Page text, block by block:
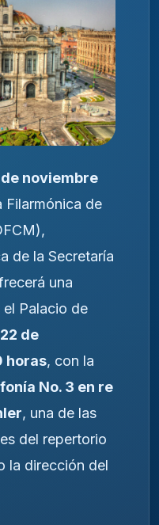
noviembre
Filarmónica de
de la Secretaría
una
Palacio de
de
horas, con la
No. 3 en re
, una de las
del repertorio
la dirección del